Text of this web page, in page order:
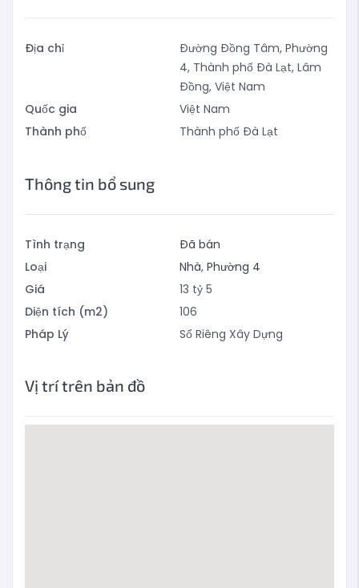
Địa chỉ
Đường Đồng Tâm, Phường
4, Thành phố Đà Lạt, Lâm
Đồng, Việt Nam
Quốc gia
Việt Nam
Thành phố
Thành phố Đà Lạt
Thông tin bổ sung
Tình trạng
Đã bán
Loại
Nhà, Phường 4
Giá
13 tỷ 5
Diện tích (m2)
106
Pháp Lý
Sổ Riêng Xây Dựng
Vị trí trên bản đồ